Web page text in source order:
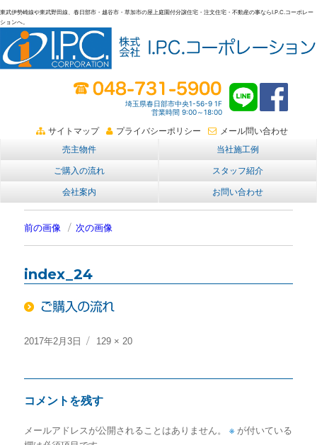
東武伊勢崎線や東武野田線、春日部市・越谷市・草加市の屋上庭園付分譲住宅・注文住宅・不動産の事ならI.P.C.コーポレー
ションへ。
春日部・越谷・草加の不動産。I.P.C.コーポレーション。屋上庭園も
埼玉県春日部市中央1-56-9 1F
営業時間 9:00～18:00
サイトマップ プライバシーポリシー
メール問い合わせ
売主物件
当社施工例
ご購入の流れ スタッフ紹介
会社案内 お問い合わせ
前の画像 次の画像
index_24
投
2017年2月3日
フ
ズ
129 × 20
コメントを残す
メールアドレスが公開されることはありません。 ※ が付いている